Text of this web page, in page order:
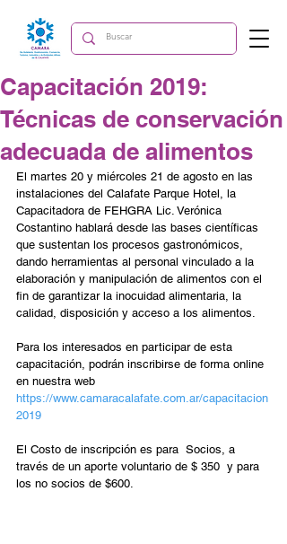
Capacitación 2019:
Técnicas de conservación
adecuada de alimentos
El martes 20 y miércoles 21 de agosto en las
instalaciones del Calafate Parque Hotel, la
Capacitadora de FEHGRA Lic. Verónica
Costantino hablará desde las bases científicas
que sustentan los procesos gastronómicos,
dando herramientas al personal vinculado a la
elaboración y manipulación de alimentos con el
fin de garantizar la inocuidad alimentaria, la
calidad, disposición y acceso a los alimentos.
Para los interesados en participar de esta
capacitación, podrán inscribirse de forma online
en nuestra web
https://www.camaracalafate.com.ar/capacitacion
2019
El Costo de inscripción es para  Socios, a
través de un aporte voluntario de $ 350  y para
los no socios de $600.